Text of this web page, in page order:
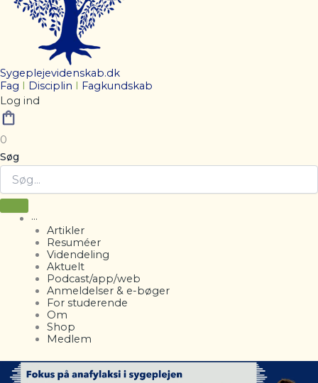
Sygeplejevidenskab.dk
Fag
Disciplin
Fagkundskab
Log ind
0
Søg
···
Artikler
Resuméer
Videndeling
Aktuelt
Podcast/app/web
Anmeldelser & e-bøger
For studerende
Om
Shop
Medlem